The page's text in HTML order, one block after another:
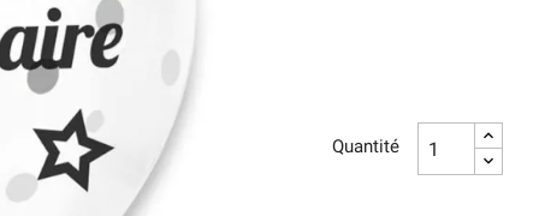
Quantité